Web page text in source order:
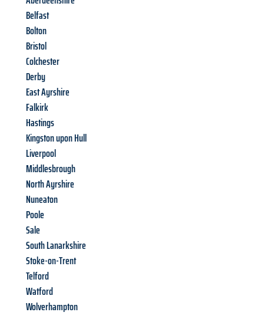
Belfast
Bolton
Bristol
Colchester
Derby
East Ayrshire
Falkirk
Hastings
Kingston upon Hull
Liverpool
Middlesbrough
North Ayrshire
Nuneaton
Poole
Sale
South Lanarkshire
Stoke-on-Trent
Telford
Watford
Wolverhampton